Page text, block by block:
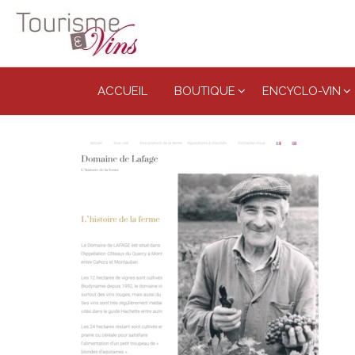
ACCUEIL BOUTIQUE ENCYCLO-VIN